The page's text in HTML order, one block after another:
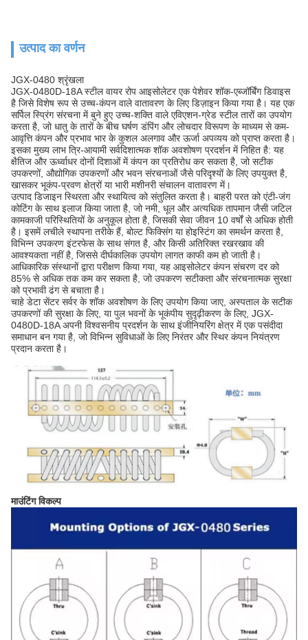
उत्पाद का वर्णन
JGX-0480 श्रृंखला
JGX-0480D-18A स्टील वायर रोप आइसोलेटर एक पेशेवर शॉक-एब्जॉर्बिंग डिवाइस
है जिसे विशेष रूप से उच्च-कंपन वाले वातावरण के लिए डिज़ाइन किया गया है। यह एक
सर्पिल स्प्रिंग संरचना में बुने हुए उच्च-शक्ति वाले एविएशन-ग्रेड स्टील तारों का उपयोग
करता है, जो धातु के तारों के बीच घर्षण डंपिंग और लोचदार विरूपण के माध्यम से कम-
आवृत्ति कंपन और प्रभाव भार के कुशल अलगाव और ऊर्जा अपव्यय को प्राप्त करता है।
इसका मुख्य लाभ त्रि-आयामी सर्वदिशात्मक शॉक अवशोषण प्रदर्शन में निहित है: यह
क्षैतिज और ऊर्ध्वाधर दोनों दिशाओं में कंपन का प्रतिरोध कर सकता है, जो सटीक
उपकरणों, औद्योगिक उपकरणों और भवन संरचनाओं जैसे परिदृश्यों के लिए उपयुक्त है,
खासकर भूकंप-प्रवण क्षेत्रों या भारी मशीनरी संचालन वातावरण में।
उत्पाद डिजाइन स्थिरता और स्थायित्व को संतुलित करता है। बाहरी परत को एंटी-जंग
कोटिंग के साथ इलाज किया जाता है, जो नमी, धूल और अत्यधिक तापमान जैसी जटिल
कामकाजी परिस्थितियों के अनुकूल होता है, जिसकी सेवा जीवन 10 वर्षों से अधिक होती
है। इसमें लचीले स्थापना तरीके हैं, बोल्ट फिक्सिंग या होइस्टिंग का समर्थन करता है,
विभिन्न उपकरण इंटरफेस के साथ संगत है, और किसी अतिरिक्त रखरखाव की
आवश्यकता नहीं है, जिससे दीर्घकालिक उपयोग लागत काफी कम हो जाती है।
आधिकारिक संस्थानों द्वारा परीक्षण किया गया, यह आइसोलेटर कंपन संचरण दर को
85% से अधिक तक कम कर सकता है, जो उपकरण सटीकता और संरचनात्मक सुरक्षा
को प्रभावी ढंग से बचाता है।
चाहे डेटा सेंटर सर्वर के शॉक अवशोषण के लिए उपयोग किया जाए, अस्पताल के सटीक
उपकरणों की सुरक्षा के लिए, या पुल भवनों के भूकंपीय सुदृढ़ीकरण के लिए, JGX-
0480D-18A अपनी विश्वसनीय प्रदर्शन के साथ इंजीनियरिंग क्षेत्र में एक पसंदीदा
समाधान बन गया है, जो विभिन्न सुविधाओं के लिए निरंतर और स्थिर कंपन नियंत्रण
प्रदान करता है।
माउंटिंग विकल्प